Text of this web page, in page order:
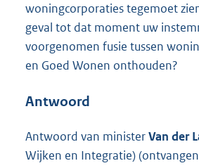
woningcorporaties tegemoet
geval tot dat moment uw
voorgenomen fusie tussen
en Goed Wonen onthouden?
Antwoord
Antwoord van ministerVan der
Wijken en Integratie)